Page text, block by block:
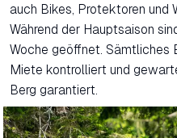
auch Bikes, Protektoren und
Während der Hauptsaison
Woche geöffnet. Sämtliches
Miete kontrolliert und
Berg garantiert.